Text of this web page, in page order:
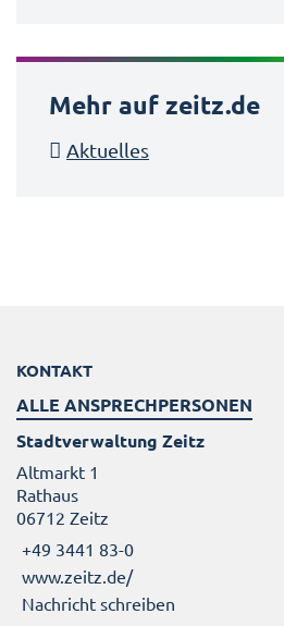
Mehr auf zeitz.de
Aktuelles
KONTAKT
ALLE ANSPRECHPERSONEN
Stadtverwaltung Zeitz
Altmarkt 1
Rathaus
06712 Zeitz
+49 3441 83-0
www.zeitz.de/
Nachricht schreiben